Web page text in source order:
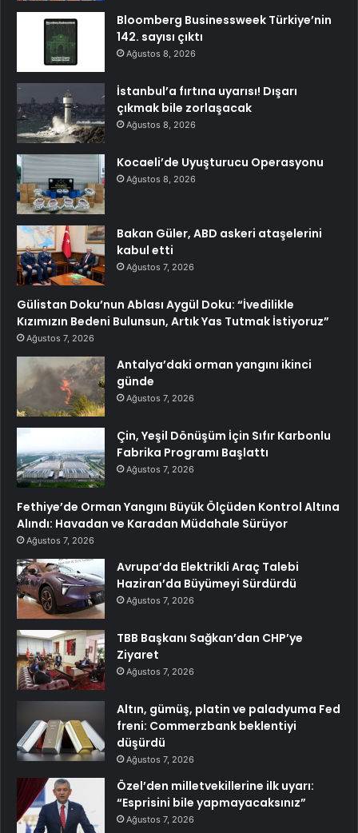
Bloomberg Businessweek Türkiye’nin
142. sayısı çıktı
Ağustos 8, 2026
İstanbul’a fırtına uyarısı! Dışarı
çıkmak bile zorlaşacak
Ağustos 8, 2026
Kocaeli’de Uyuşturucu Operasyonu
Ağustos 8, 2026
Bakan Güler, ABD askeri ataşelerini
kabul etti
Ağustos 7, 2026
Gülistan Doku’nun Ablası Aygül Doku: “İvedilikle
Kızımızın Bedeni Bulunsun, Artık Yas Tutmak İstiyoruz”
Ağustos 7, 2026
Antalya’daki orman yangını ikinci
günde
Ağustos 7, 2026
Çin, Yeşil Dönüşüm İçin Sıfır Karbonlu
Fabrika Programı Başlattı
Ağustos 7, 2026
Fethiye’de Orman Yangını Büyük Ölçüden Kontrol Altına
Alındı: Havadan ve Karadan Müdahale Sürüyor
Ağustos 7, 2026
Avrupa’da Elektrikli Araç Talebi
Haziran’da Büyümeyi Sürdürdü
Ağustos 7, 2026
TBB Başkanı Sağkan’dan CHP’ye
Ziyaret
Ağustos 7, 2026
Altın, gümüş, platin ve paladyuma Fed
freni: Commerzbank beklentiyi
düşürdü
Ağustos 7, 2026
Özel’den milletvekillerine ilk uyarı:
“Esprisini bile yapmayacaksınız”
Ağustos 7, 2026